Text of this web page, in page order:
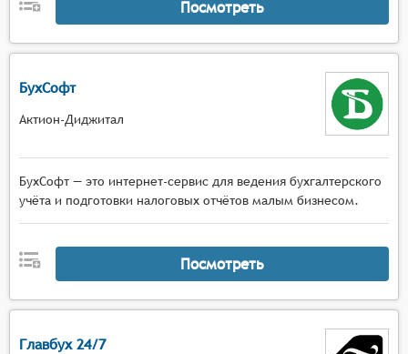
Посмотреть
БухСофт
Актион-Диджитал
БухСофт — это интернет-сервис для ведения бухгалтерского
учёта и подготовки налоговых отчётов малым бизнесом.
Посмотреть
Главбух 24/7